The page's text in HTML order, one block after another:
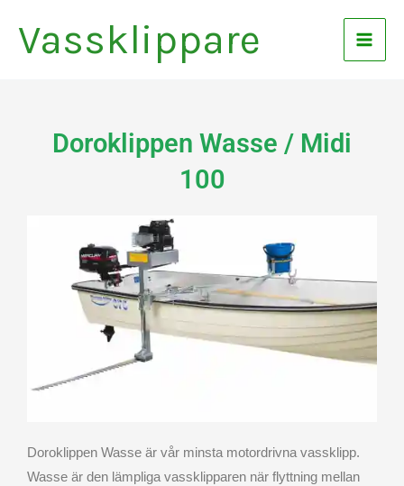
Vassklippare
Doroklippen Wasse / Midi
100
Doroklippen Wasse är vår minsta motordrivna vassklipp.
Wasse är den lämpliga vassklipparen när flyttning mellan